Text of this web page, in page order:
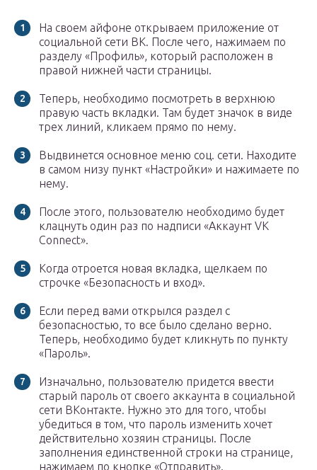
На своем айфоне открываем приложение от
социальной сети ВК. После чего, нажимаем по
разделу «Профиль», который расположен в
правой нижней части страницы.
Теперь, необходимо посмотреть в верхнюю
правую часть вкладки. Там будет значок в виде
трех линий, кликаем прямо по нему.
Выдвинется основное меню соц. сети. Находите
в самом низу пункт «Настройки» и нажимаете по
нему.
После этого, пользователю необходимо будет
клацнуть один раз по надписи «Аккаунт VK
Connect».
Когда отроется новая вкладка, щелкаем по
строчке «Безопасность и вход».
Если перед вами открылся раздел с
безопасностью, то все было сделано верно.
Теперь, необходимо будет кликнуть по пункту
«Пароль».
Изначально, пользователю придется ввести
старый пароль от своего аккаунта в социальной
сети ВКонтакте. Нужно это для того, чтобы
убедиться в том, что пароль изменить хочет
действительно хозяин страницы. После
заполнения единственной строки на странице,
нажимаем по кнопке «Отправить».